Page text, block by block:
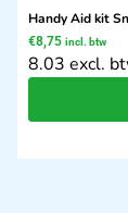
Handy Aid kit
€8,75 incl. btw
8.03 excl.